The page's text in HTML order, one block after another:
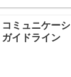
コミュニケー
ガイドライン